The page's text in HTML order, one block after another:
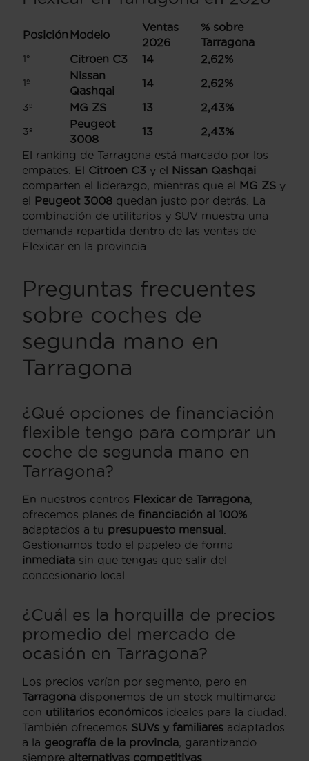
Posición Modelo
Ventas
2026
% sobre
Tarragona
1º Citroen C3 14 2,62%
1º
Nissan
Qashqai
14 2,62%
3º MG ZS 13 2,43%
3º
Peugeot
3008
13
2,43%
El ranking de Tarragona está marcado por los
empates. El Citroen C3 y el Nissan Qashqai
comparten el liderazgo, mientras que el MG ZS y
el Peugeot 3008 quedan justo por detrás. La
combinación de utilitarios y SUV muestra una
demanda repartida dentro de las ventas de
Flexicar en la provincia.
Preguntas frecuentes
sobre coches de
segunda mano en
Tarragona
¿Qué opciones de financiación
flexible tengo para comprar un
coche de segunda mano en
Tarragona?
En nuestros centros Flexicar de Tarragona
ofrecemos planes de financiación al 100%
adaptados a tu presupuesto mensual
Gestionamos todo el papeleo de forma
inmediata sin que tengas que salir del
concesionario local.
¿Cuál es la horquilla de precios
promedio del mercado de
ocasión en Tarragona?
Los precios varían por segmento, pero en
Tarragona disponemos de un stock multimarca
con utilitarios económicos ideales para la ciudad.
También ofrecemos SUVs y familiares adaptados
a la geografía de la provincia , garantizando
siempre alternativas competitivas